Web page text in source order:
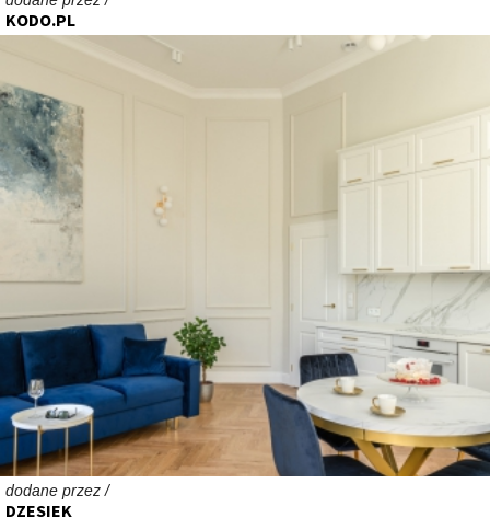
KODO.PL
dodane przez /
DZESIEK